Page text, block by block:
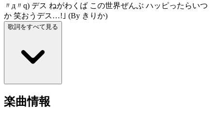
〃д〃q) デス ねがわくば この世界ぜんぶ ハッピったらいつ
か 笑おうデス…!｣ (By きりか)
歌詞をすべて見る
楽曲情報